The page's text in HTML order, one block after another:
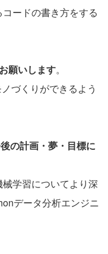
ードの書き方をする
願いします。
づくりができるよう
の計画・夢・目標に
学習についてより深
データ分析エンジニ